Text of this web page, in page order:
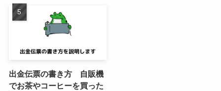
出金伝票の書き方 自販機
でお茶やコーヒーを買った